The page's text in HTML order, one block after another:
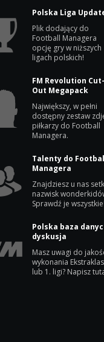
Polska Liga
Plik dodający do
Football Managera
opcję gry w niższych
ligach polskich!
FM Revolution
Out Megapack
Największy, w pełni
dostępny zestaw
piłkarzy do Football
Managera.
Talenty do
Managera
Znajdziesz u nas
nazwisk
Sprawdź je
Polska baza
dyskusja
Masz uwagi do
wykonania
lub 1. ligi? Napisz